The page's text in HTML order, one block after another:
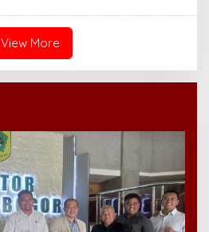
View More